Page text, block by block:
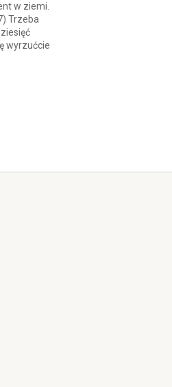
w ziemi.
Trzeba
wyrzućcie